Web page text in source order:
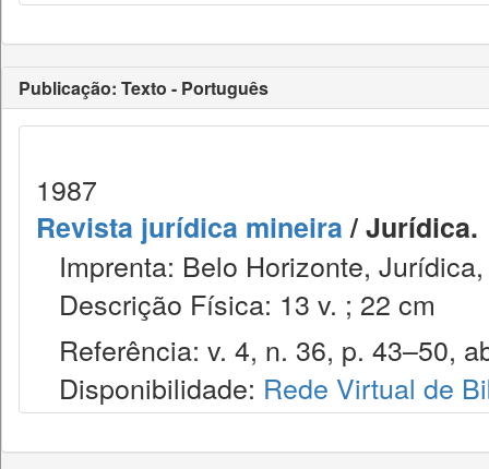
Publicação: Texto - Português
1987
Revista jurídica mineira/ Jurídica.
Imprenta: Belo Horizonte,
Descrição Física: 13 v. ; 22 cm
Referência: v. 4, n. 36, p. 43–50,
Disponibilidade: Rede Virtual de